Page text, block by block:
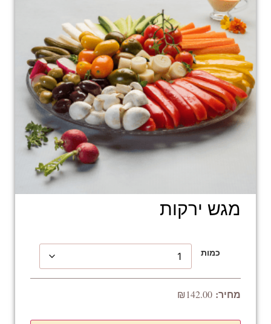
מגש ירקות
כמות
₪142.00